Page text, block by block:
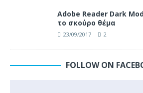
Adobe Reader Dark
το σκούρο θέμα
23/09/2017 2
FOLLOW ON